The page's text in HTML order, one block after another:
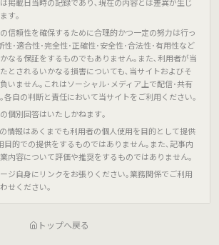
す｡
信頼性を確保するために合理的かつ一定の努力は行っ
性･適合性･完全性･正確性･安全性･合法性･有用性など
なる保証をするものでもありません｡また､利用者が当
とされるいかなる損害についても､当サイトおよびそ
いません｡これはソーシャル･メディア上で配信･共有
各自の判断と責任において当サイトをご利用ください｡
個別回答はいたしかねます｡
情報はあくまでも利用者の個人使用を目的として提供
目的での提供をするものではありません｡また､記事内
内容について評価や推奨をするものではありません｡
ジ自身にリンクをお張りください｡業務関係でご利用
せください｡
トップへ戻る